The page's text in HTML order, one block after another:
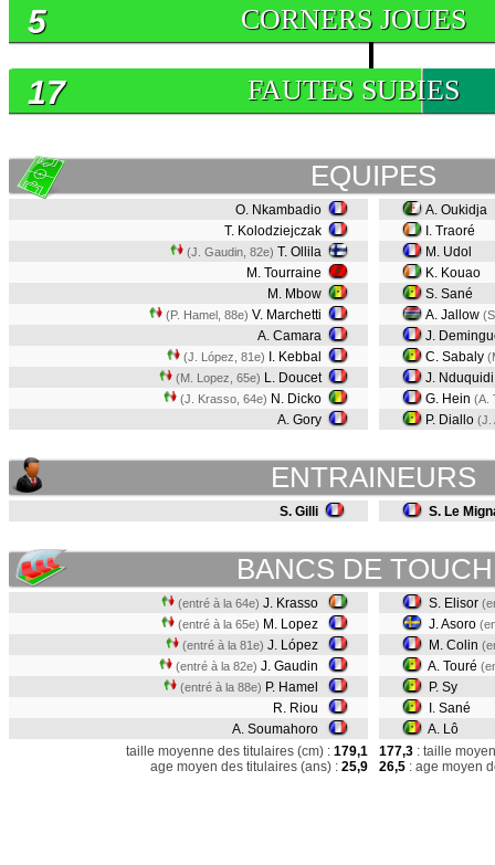
CORNERS JOUES
5
FAUTES SUBIES
17
EQUIPES
O. Nkambadio
T. Kolodziejczak
(J. Gaudin, 82e) T. Ollila
M. Tourraine
M. Mbow
(P. Hamel, 88e) V. Marchetti
A. Camara
(J. López, 81e) I. Kebbal
(M. Lopez, 65e) L. Doucet
(J. Krasso, 64e) N. Dicko
A. Gory
A. Oukidja
I. Traoré
M. Udol
K. Kouao
S. Sané
A. Jallow
J.
C. Sabaly
J. Nduquidi
G. Hein (A.
P. Diallo (J.
ENTRAINEURS
S. Gilli S. Le
BANCS DE
(entré à la 64e) J. Krasso
(entré à la 65e) M. Lopez
(entré à la 81e) J. López
(entré à la 82e) J. Gaudin
(entré à la 88e) P. Hamel
R. Riou
A. Soumahoro
S. Elisor
J. Asoro
M. Colin
A. Touré
P. Sy
I. Sané
A. Lô
taille moyenne des titulaires (cm) : 179,1
age moyen des titulaires (ans) : 25,9
177,3 : taille
26,5 : age moyen